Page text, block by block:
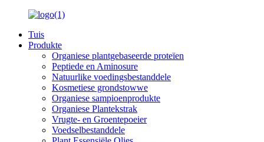
Tuis
Produkte
Organiese plantgebaseerde proteïen
Peptiede en Aminosure
Natuurlike voedingsbestanddele
Kosmetiese grondstowwe
Organiese sampioenprodukte
Organiese Plantekstrak
Vrugte- en Groentepoeier
Voedselbestanddele